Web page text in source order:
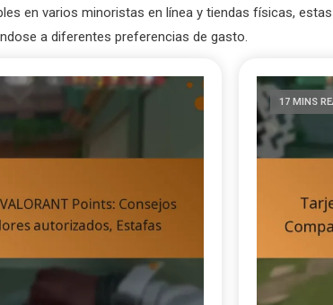
en varios minoristas en línea y tiendas físicas,
a diferentes preferencias de gasto.
17 MINS